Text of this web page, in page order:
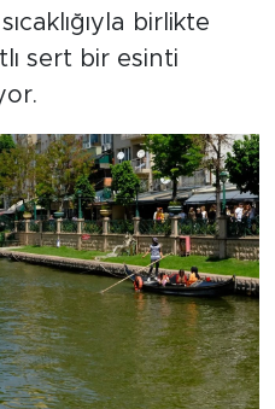
birlikte
sert bir esinti